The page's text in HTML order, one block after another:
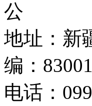
公
地址：新
编：
电话：